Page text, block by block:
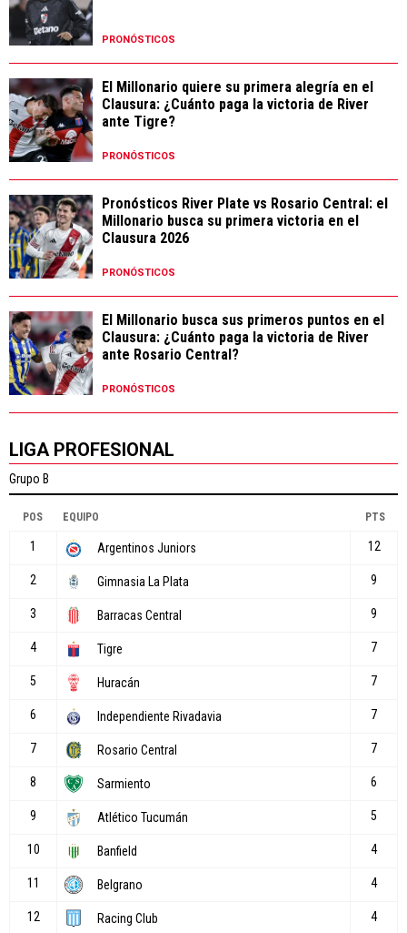
PRONÓSTICOS
El Millonario quiere su primera alegría en el
Clausura: ¿Cuánto paga la victoria de River
ante Tigre?
PRONÓSTICOS
Pronósticos River Plate vs Rosario Central: el
Millonario busca su primera victoria en el
Clausura 2026
PRONÓSTICOS
El Millonario busca sus primeros puntos en el
Clausura: ¿Cuánto paga la victoria de River
ante Rosario Central?
PRONÓSTICOS
LIGA PROFESIONAL